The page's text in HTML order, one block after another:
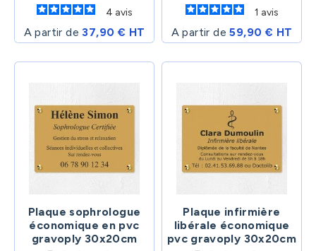
4 avis
A partir de37,90 € HT
1 avis
A partir de59,90 € HT
Plaque sophrologue
économique en pvc
gravoply 30x20cm
Plaque infirmière
libérale économique
pvc gravoply 30x20cm